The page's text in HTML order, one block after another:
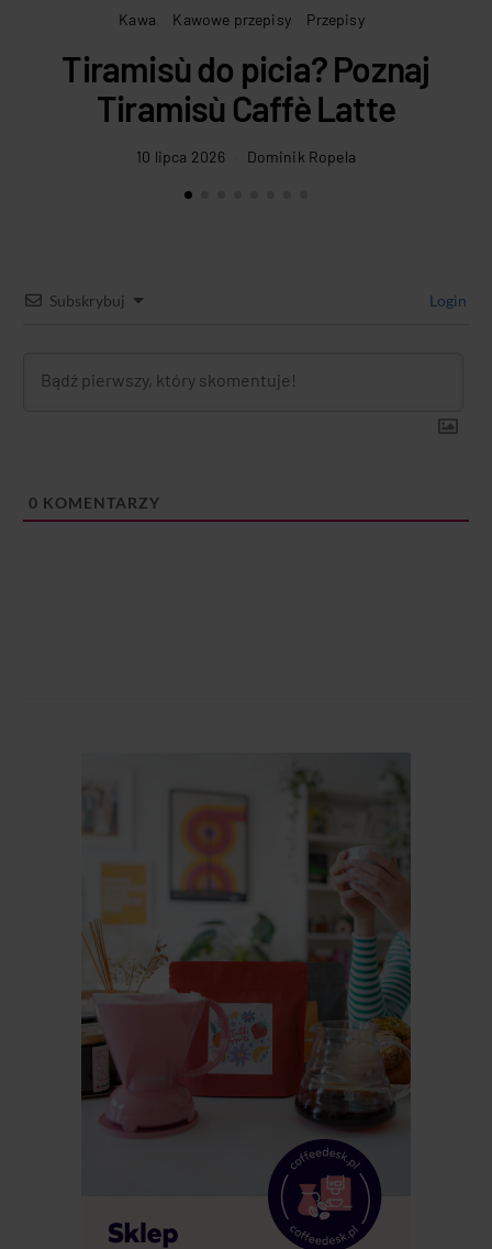
Kawa Kawowe przepisy Przepisy
Tiramisù do picia? Poznaj
Tiramisù Caffè Latte
10 lipca 2026 Dominik Ropela
Subskrybuj Login
0 KOMENTARZY